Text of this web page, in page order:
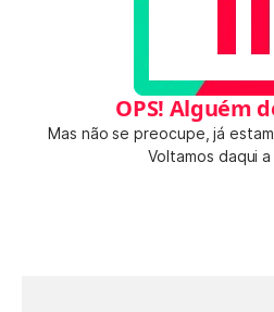
OPS! Alguém
Mas não se preocupe, já
Voltamos daqui